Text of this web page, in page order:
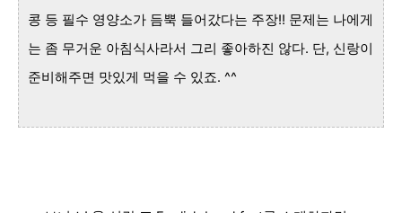
콩 등 필수 영양소가 듬뿍 들어갔다는 주장!! 문제는 나에게
는 좀 무거운 아침식사라서 그리 좋아하진 않다. 단, 신랑이
준비해주면 맛있게 먹을 수 있죠. ^^